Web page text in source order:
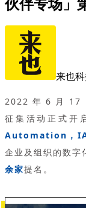
伙伴专场」
来也
2022 年 6 月 17
征集活动正式开
Automation，IA
企业及组织的数字
余家提名。